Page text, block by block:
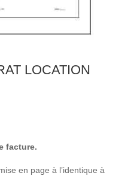
LOCATION
:
facture.
en page à l’identique à